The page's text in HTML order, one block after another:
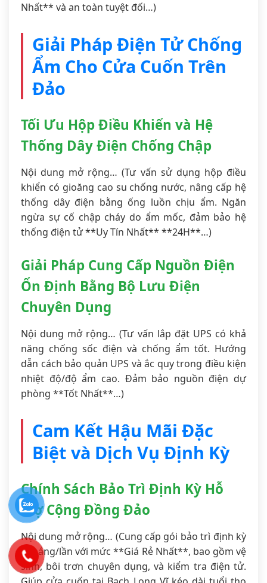
Nhất** và an toàn tuyệt đối…)
Giải Pháp Điện Tử Chống
Ẩm Cho Cửa Cuốn Trên
Đảo
Tối Ưu Hộp Điều Khiển và Hệ
Thống Dây Điện Chống Chập
Nội dung mở rộng… (Tư vấn sử dụng hộp điều
khiển có gioăng cao su chống nước, nâng cấp hệ
thống dây điện bằng ống luồn chịu ẩm. Ngăn
ngừa sự cố chập cháy do ẩm mốc, đảm bảo hệ
thống điện tử **Uy Tín Nhất** **24H**…)
Giải Pháp Cung Cấp Nguồn Điện
Ổn Định Bằng Bộ Lưu Điện
Chuyên Dụng
Nội dung mở rộng… (Tư vấn lắp đặt UPS có khả
năng chống sốc điện và chống ẩm tốt. Hướng
dẫn cách bảo quản UPS và ắc quy trong điều kiện
nhiệt độ/độ ẩm cao. Đảm bảo nguồn điện dự
phòng **Tốt Nhất**…)
Cam Kết Hậu Mãi Đặc
Biệt và Dịch Vụ Định Kỳ
Chính Sách Bảo Trì Định Kỳ Hỗ
Trợ Cộng Đồng Đảo
Nội dung mở rộng… (Cung cấp gói bảo trì định kỳ
6 tháng/lần với mức **Giá Rẻ Nhất**, bao gồm vệ
sinh, bôi trơn chuyên dụng, và kiểm tra điện tử.